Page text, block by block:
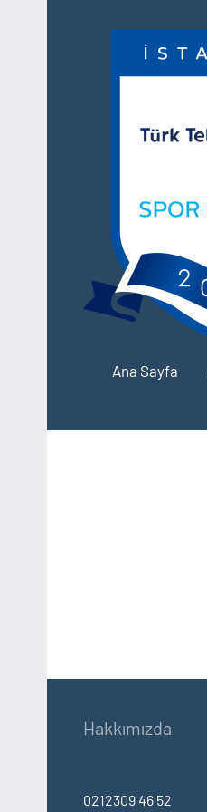
Ana Sayfa
Hakkımızda
0212309 46 52